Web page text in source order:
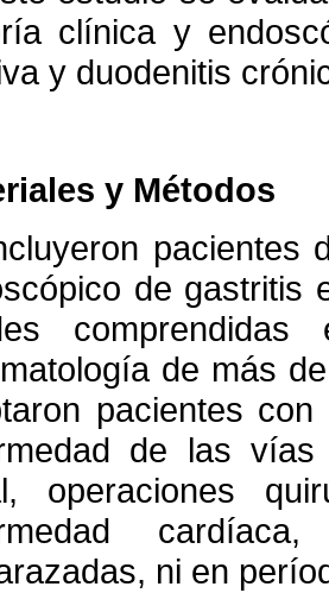
clínica y
y duodenitis
y Métodos
pacientes
de gastritis
de más
pacientes
de las
operaciones
ni en